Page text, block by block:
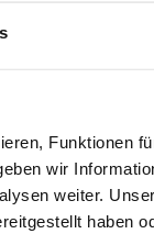
Funktionen
wir
weiter.
haben